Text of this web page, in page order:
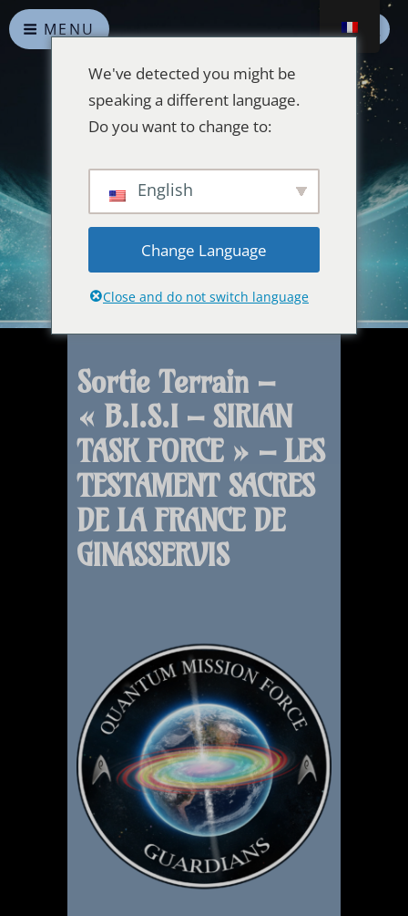
MENU
Alliances Célestes
Que la paix prévale sur la Terre et dans l'Univers
Sortie Terrain –
« B.I.S.I – SIRIAN
TASK FORCE » – LES
TESTAMENT SACRES
DE LA FRANCE DE
GINASSERVIS
We've detected you might be
speaking a different language.
Do you want to change to:
English
Change Language
Close and do not switch language